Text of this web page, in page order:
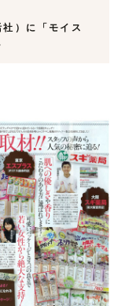
）に「モイス